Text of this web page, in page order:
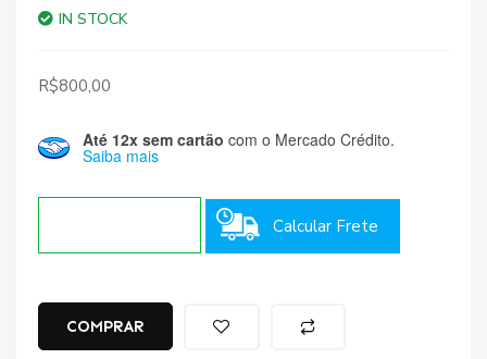
IN STOCK
R$800,00
Até 12x sem cartão com o Mercado Crédito.
Saiba mais
Calcular Frete
COMPRAR